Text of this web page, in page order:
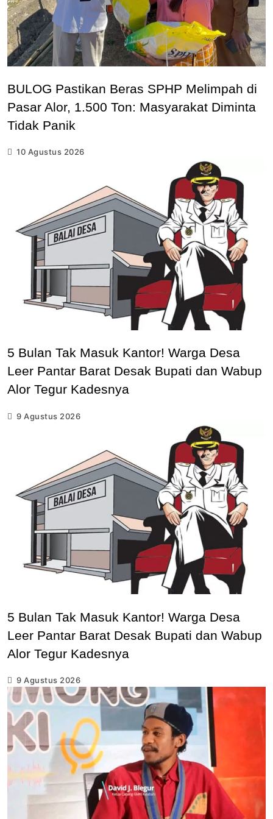
BULOG Pastikan Beras SPHP Melimpah di
Pasar Alor, 1.500 Ton: Masyarakat Diminta
Tidak Panik
10 Agustus 2026
5 Bulan Tak Masuk Kantor! Warga Desa
Leer Pantar Barat Desak Bupati dan Wabup
Alor Tegur Kadesnya
9 Agustus 2026
5 Bulan Tak Masuk Kantor! Warga Desa
Leer Pantar Barat Desak Bupati dan Wabup
Alor Tegur Kadesnya
9 Agustus 2026